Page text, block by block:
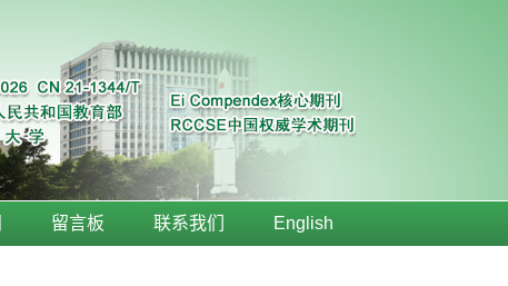
留言板 联系我们 English